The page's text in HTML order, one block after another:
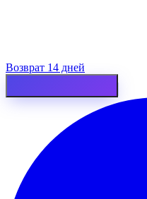
Возврат 14 дней